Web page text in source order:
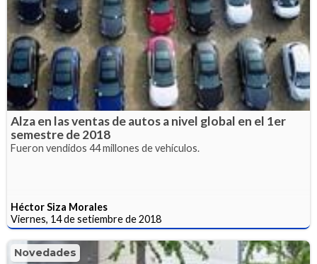
Alza en las ventas de autos a nivel global en el 1er
semestre de 2018
Fueron vendidos 44 millones de vehículos.
Héctor Siza Morales
Viernes, 14 de setiembre de 2018
Novedades